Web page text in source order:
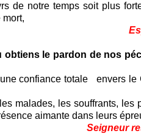
de notre temps soit plus
obtiens le pardon de nos
confiance totale envers
malades, les souffrants, les
aimante dans leurs
Seigneur